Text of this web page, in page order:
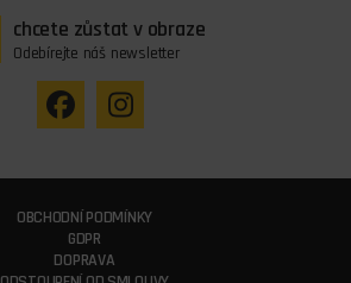
chcete zůstat v obraze
Odebírejte náš newsletter
OBCHODNÍ PODMÍNKY
GDPR
DOPRAVA